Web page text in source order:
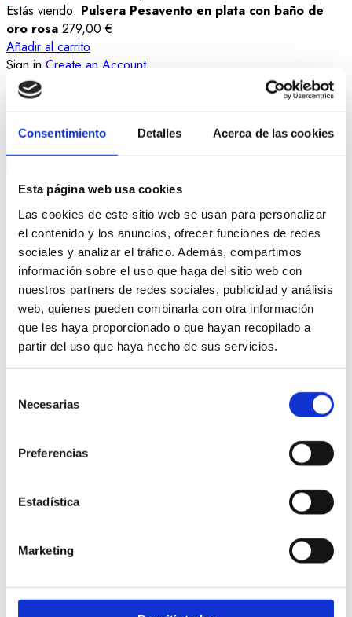
Consentimiento Detalles Acerca de las cookies
Esta página web usa cookies
Las cookies de este sitio web se usan para personalizar
el contenido y los anuncios, ofrecer funciones de redes
sociales y analizar el tráfico. Además, compartimos
información sobre el uso que haga del sitio web con
nuestros partners de redes sociales, publicidad y análisis
web, quienes pueden combinarla con otra información
que les haya proporcionado o que hayan recopilado a
partir del uso que haya hecho de sus servicios.
Necesarias
Preferencias
Estadística
Marketing
Estás viendo: Pulsera Pesavento en plata con baño de
oro rosa 279,00€
Añadir al carrito
Sign in Create an Account
Username or email
Password
Login
Lost your password?
Search
All category
All category
Destacados
Firmas Joyería
Joyas
Anillos
Anillos de compromiso
Colgantes
Medallas y cruces
Relojes
Joyas
Top